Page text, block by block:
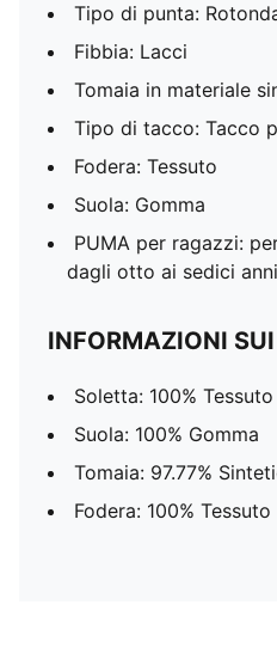
Tipo di punta:
Fibbia: Lacci
Tomaia in materiale
Tipo di tacco: Tacco
Fodera: Tessuto
Suola: Gomma
PUMA per ragazzi:
dagli otto ai sedici anni
INFORMAZIONI
Soletta: 100% Tessuto
Suola: 100% Gomma
Tomaia: 97.77%
Fodera: 100% Tessuto